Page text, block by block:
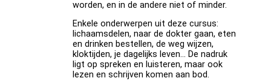
worden, en in de andere niet of minder.
Enkele onderwerpen uit deze cursus:
lichaamsdelen, naar de dokter gaan, eten
en drinken bestellen, de weg wijzen,
kloktijden, je dagelijks leven... De nadruk
ligt op spreken en luisteren, maar ook
lezen en schrijven komen aan bod.